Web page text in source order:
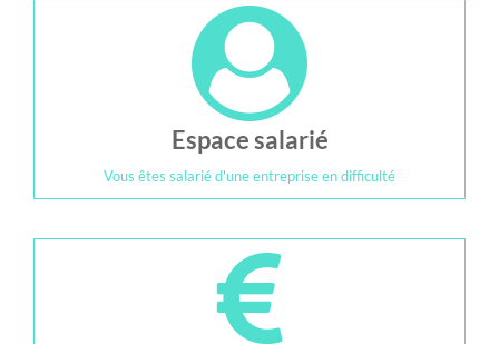
Espace salarié
Vous êtes salarié d'une entreprise en difficulté